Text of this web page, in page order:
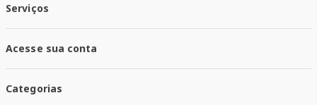
Nossas Lojas
Política de Entrega
Trocas e Devoluções
Serviços
Santa Mais Exames
Santa Mais Serviços
Santa Mais Convenios
Acesse sua conta
Meus Pedidos
Categorias